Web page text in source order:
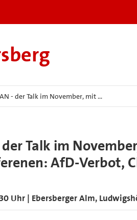
- der Talk im November, mit …
der Talk im
AfD-Verbot,
Uhr | Ebersberger Alm,